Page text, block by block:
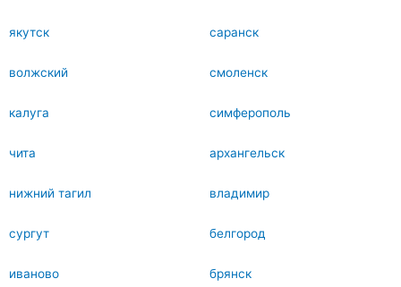
якутск саранск
волжский смоленск
калуга симферополь
чита архангельск
нижний тагил владимир
сургут белгород
иваново брянск